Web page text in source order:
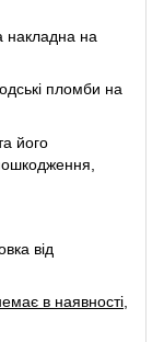
накладна на
пломби на
його
від
в наявності,